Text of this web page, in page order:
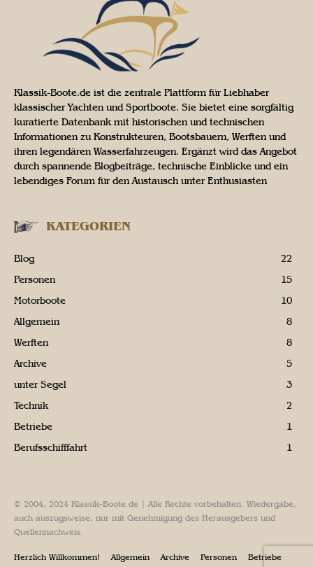
Klassik-Boote.de ist die zentrale Plattform für Liebhaber
klassischer Yachten und Sportboote. Sie bietet eine sorgfältig
kuratierte Datenbank mit historischen und technischen
Informationen zu Konstrukteuren, Bootsbauern, Werften und
ihren legendären Wasserfahrzeugen. Ergänzt wird das Angebot
durch spannende Blogbeiträge, technische Einblicke und ein
lebendiges Forum für den Austausch unter Enthusiasten
KATEGORIEN
Blog
22
Personen
15
Motorboote
10
Allgemein
8
Werften
8
Archive
5
unter Segel
3
Technik
2
Betriebe
1
Berufsschifffahrt
1
© 2004, 2024 Klassik-Boote.de | Alle Rechte vorbehalten. Wiedergabe,
auch auszugsweise, nur mit Genehmigung des Herausgebers und
Quellennachweis.
Herzlich Willkommen! Allgemein Archive Personen
Betriebe